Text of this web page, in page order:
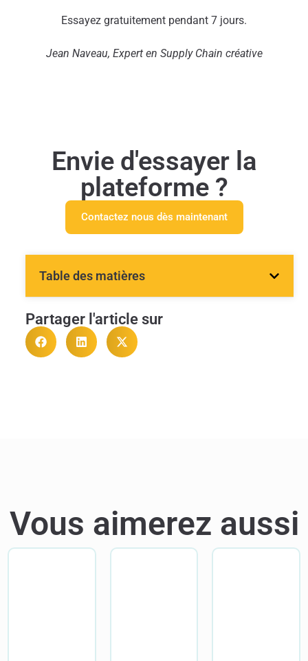
Essayez gratuitement pendant 7 jours.
Jean Naveau, Expert en Supply Chain créative
Envie d'essayer la
plateforme ?
Contactez nous dès maintenant
Table des matières
Partager l'article sur
Vous aimerez aussi